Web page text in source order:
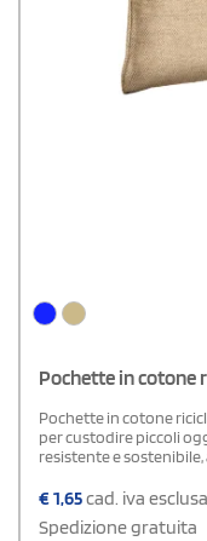
Pochette in cotone
Pochette in cotone
per custodire piccoli
resistente e
€1,65cad. iva
Spedizione gratuita